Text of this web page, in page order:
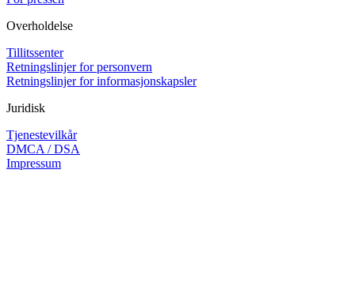
Overholdelse
Tillitssenter
Retningslinjer for personvern
Retningslinjer for informasjonskapsler
Juridisk
Tjenestevilkår
DMCA / DSA
Impressum